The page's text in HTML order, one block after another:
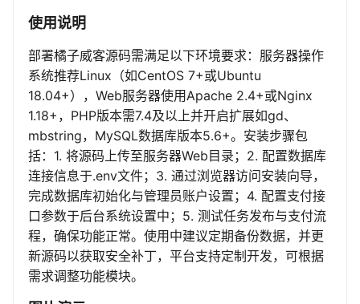
使用说明
部署橘子威客源码需满足以下环境要求：服务器操作
系统推荐Linux（如CentOS 7+或Ubuntu
18.04+），Web服务器使用Apache 2.4+或Nginx
1.18+，PHP版本需7.4及以上并开启扩展如gd、
mbstring，MySQL数据库版本5.6+。安装步骤包
括：1. 将源码上传至服务器Web目录；2. 配置数据库
连接信息于.env文件；3. 通过浏览器访问安装向导，
完成数据库初始化与管理员账户设置；4. 配置支付接
口参数于后台系统设置中；5. 测试任务发布与支付流
程，确保功能正常。使用中建议定期备份数据，并更
新源码以获取安全补丁，平台支持定制开发，可根据
需求调整功能模块。